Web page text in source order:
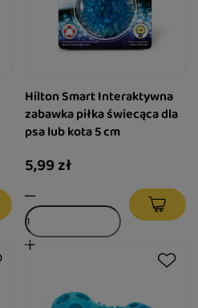
Hilton Smart Interaktywna
zabawka piłka świecąca dla
psa lub kota 5 cm
5,99 zł